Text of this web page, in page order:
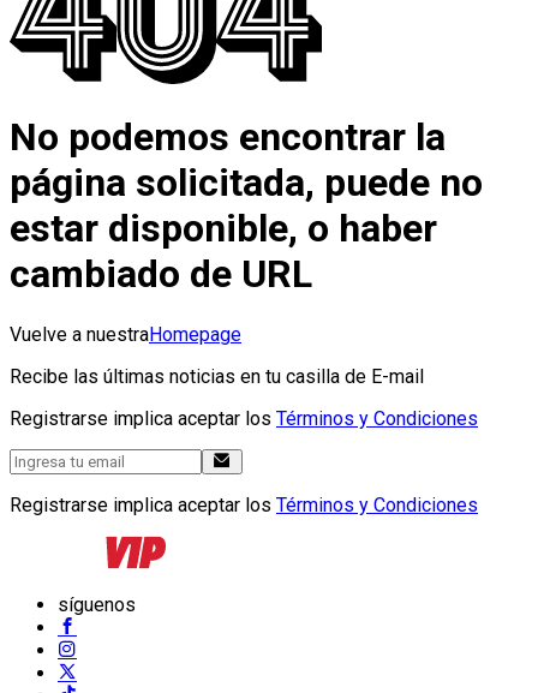
No podemos encontrar la
página solicitada, puede no
estar disponible, o haber
cambiado de URL
Vuelve a nuestraHomepage
Recibe las últimas noticias en tu casilla de E-mail
Registrarse implica aceptar los Términos y Condiciones
Registrarse implica aceptar los Términos y Condiciones
síguenos